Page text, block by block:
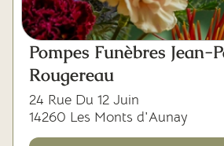
Pompes Funèbres Jean-
Rougereau
24 Rue Du 12 Juin
14260 Les Monts d'Aunay